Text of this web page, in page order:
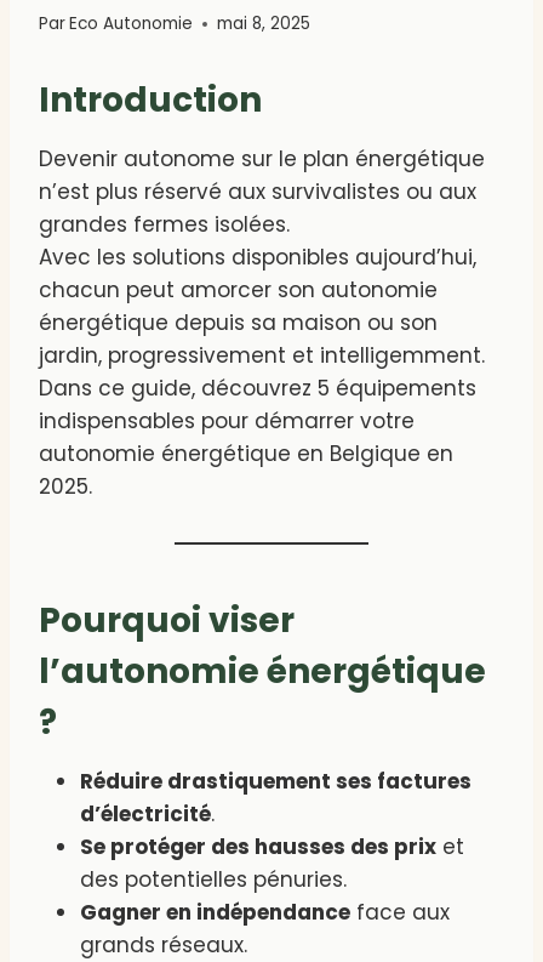
ParEco Autonomie mai 8, 2025
Introduction
Devenir autonome sur le plan énergétique
n’est plus réservé aux survivalistes ou aux
grandes fermes isolées.
Avec les solutions disponibles aujourd’hui,
chacun peut amorcer son autonomie
énergétique depuis sa maison ou son
jardin, progressivement et intelligemment.
Dans ce guide, découvrez 5 équipements
indispensables pour démarrer votre
autonomie énergétique en Belgique en
2025.
Pourquoi viser
l’autonomie énergétique
?
Réduire drastiquement ses factures
d’électricité.
Se protéger des hausses des prix et
des potentielles pénuries.
Gagner en indépendance face aux
grands réseaux.